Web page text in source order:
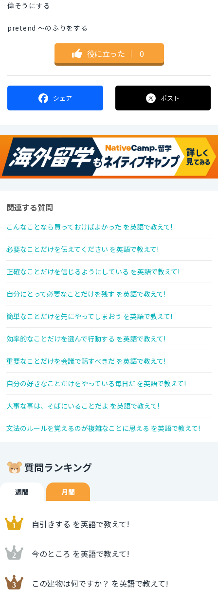
偉そうにする
pretend ～のふりをする
役に立った ｜ 0
シェア ポスト
関連する質問
こんなことなら買っておけばよかった を英語で教えて!
必要なことだけを伝えてください を英語で教えて!
正確なことだけを信じるようにしている を英語で教えて!
自分にとって必要なことだけを残す を英語で教えて!
簡単なことだけを先にやってしまおう を英語で教えて!
効率的なことだけを選んで行動する を英語で教えて!
重要なことだけを会議で話すべきだ を英語で教えて!
自分の好きなことだけをやっている毎日だ を英語で教えて!
大事な事は、そばにいることだよ を英語で教えて!
文法のルールを覚えるのが複雑なことに思える を英語で教えて!
質問ランキング
週間 月間
自引きする を英語で教えて!
今のところ を英語で教えて!
この建物は何ですか？ を英語で教えて!